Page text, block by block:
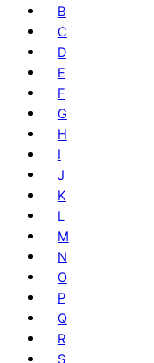
B
C
D
E
F
G
H
I
J
K
L
M
N
O
P
Q
R
S